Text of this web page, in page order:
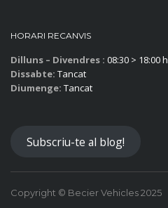
HORARI RECANVIS
Dilluns – Divendres : 08:30 > 18:00 h
Dissabte: Tancat
Diumenge: Tancat
Subscriu-te al blog!
Copyright © Becier Vehicles 2025